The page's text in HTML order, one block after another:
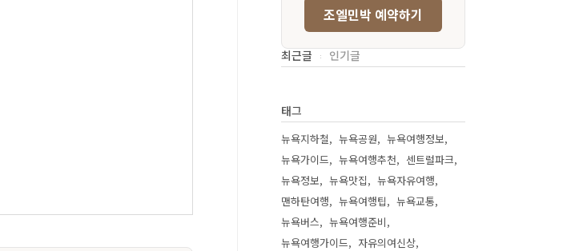
조엘민박 예약하기
최근글 인기글
태그
뉴욕지하철 뉴욕공원
뉴욕여행정보
뉴욕가이드
뉴욕여행추천
센트럴파크
뉴욕정보
뉴욕맛집
뉴욕자유여행
맨하탄여행
뉴욕여행팁
뉴욕교통
뉴욕버스
뉴욕여행준비
뉴욕여행가이드
자유의여신상